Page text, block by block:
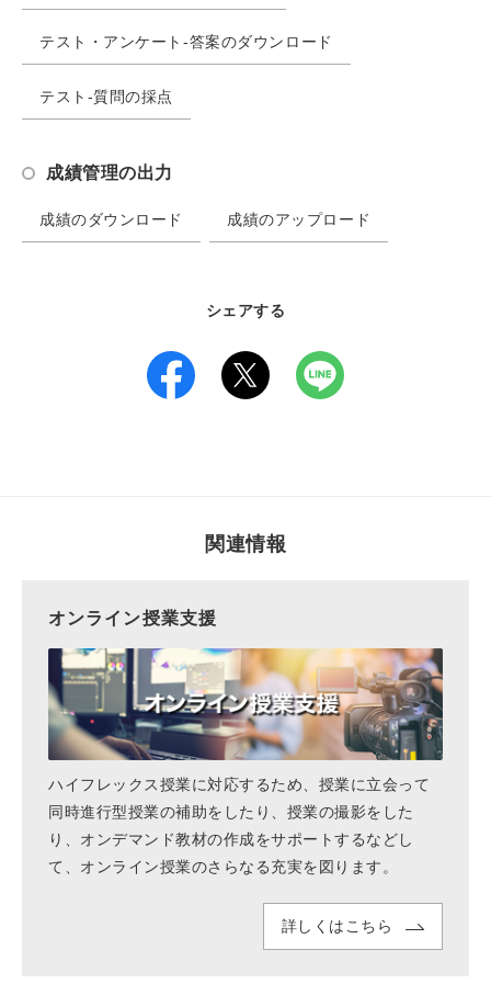
テスト・アンケート-答案のダウンロード
テスト-質問の採点
成績管理の出力
成績のダウンロード 成績のアップロード
シェアする
関連情報
オンライン授業支援
ハイフレックス授業に対応するため、授業に立会って
同時進行型授業の補助をしたり、授業の撮影をした
り、オンデマンド教材の作成をサポートするなどし
て、オンライン授業のさらなる充実を図ります。
詳しくはこちら